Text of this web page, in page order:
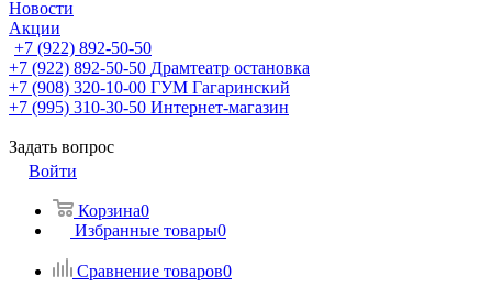
Новости
Акции
+7 (922) 892-50-50
+7 (922) 892-50-50 Драмтеатр остановка
+7 (908) 320-10-00 ГУМ Гагаринский
+7 (995) 310-30-50 Интернет-магазин
Задать вопрос
Войти
Корзина0
Избранные товары0
Сравнение товаров0